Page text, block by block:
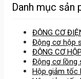
Danh mục sản
ĐỘNG CƠ
Động cơ hộp
ĐỘNG CƠ
Động cơ lồng
Hộp giảm tốc